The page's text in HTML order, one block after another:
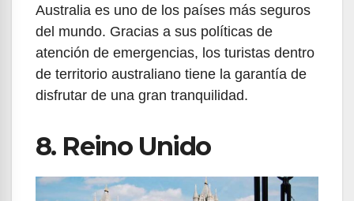
Australia es uno de los países más seguros
del mundo. Gracias a sus políticas de
atención de emergencias, los turistas dentro
de territorio australiano tiene la garantía de
disfrutar de una gran tranquilidad.
8. Reino Unido